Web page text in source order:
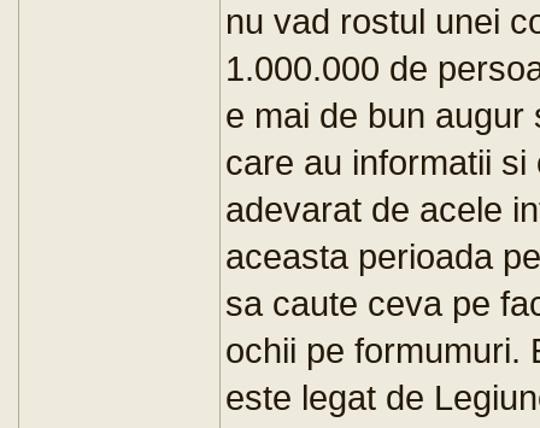
nu vad rostul unei
1.000.000 de
e mai de bun augur
care au informatii
adevarat de acele
aceasta perioada
sa caute ceva pe
ochii pe formumuri.
este legat de